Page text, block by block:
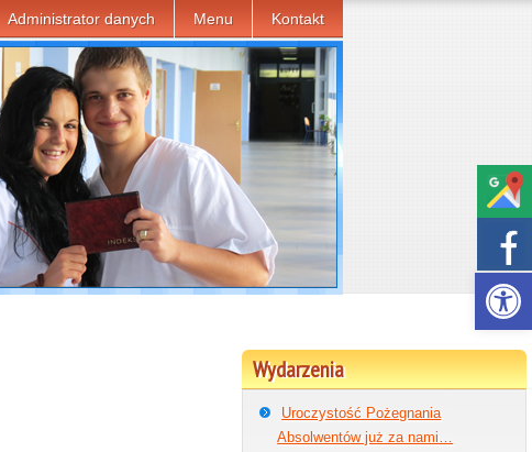
Otwórz
Administrator danych Menu Kontakt
Wydarzenia
Uroczystość Pożegnania
Absolwentów już za nami…